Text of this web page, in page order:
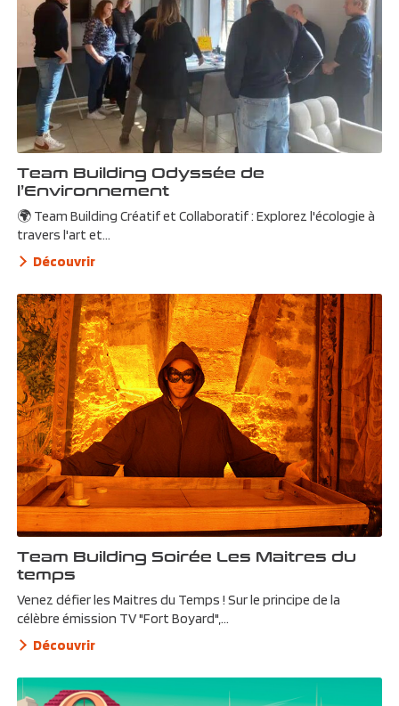
Team Building Odyssée de
l’Environnement
🌍 Team Building Créatif et Collaboratif : Explorez l'écologie à
travers l'art et...
Découvrir
Team Building Soirée Les Maitres du
temps
Venez défier les Maitres du Temps ! Sur le principe de la
célèbre émission TV "Fort Boyard",...
Découvrir